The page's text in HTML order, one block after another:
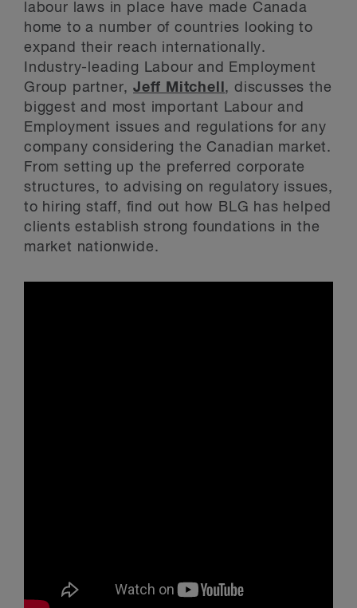
labour laws in place have made Canada
home to a number of countries looking to
expand their reach internationally.
Industry-leading Labour and Employment
Group partner,Jeff Mitchell , discusses the
biggest and most important Labour and
Employment issues and regulations for any
company considering the Canadian market.
From setting up the preferred corporate
structures, to advising on regulatory issues,
to hiring staff, find out how BLG has helped
clients establish strong foundations in the
market nationwide.